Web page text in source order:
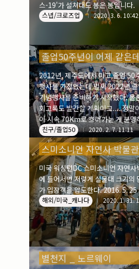
스-19'가 설쳐대도 봄은 봄입니다.
스넵/크로즈업 2020. 3. 6. 10:42
졸업50주년이 어제 같은
2012년, 제주도에서 마고 졸업 50
행사를 가졌었는데 벌써 2022년
기념행사를 준비하기 시작했다. 물
회고록도 발간할 계획이고.... 정말
이 시속 70Km로 흐러가는 게 분명
2012. 3 제주도 어느 사찰에서 아
접 받고서....
친구/졸업50 2020. 2. 7. 11:11
스미소니언 자연사 박물
미국 워싱턴DC 스미소니언 자연
에 들어서면 저렇게 실물대 크기의
가 입장객을 압도한다. 2016. 5. 25
해외/미국_캐나다 2020. 1. 31.
별천지 _ 노르웨이